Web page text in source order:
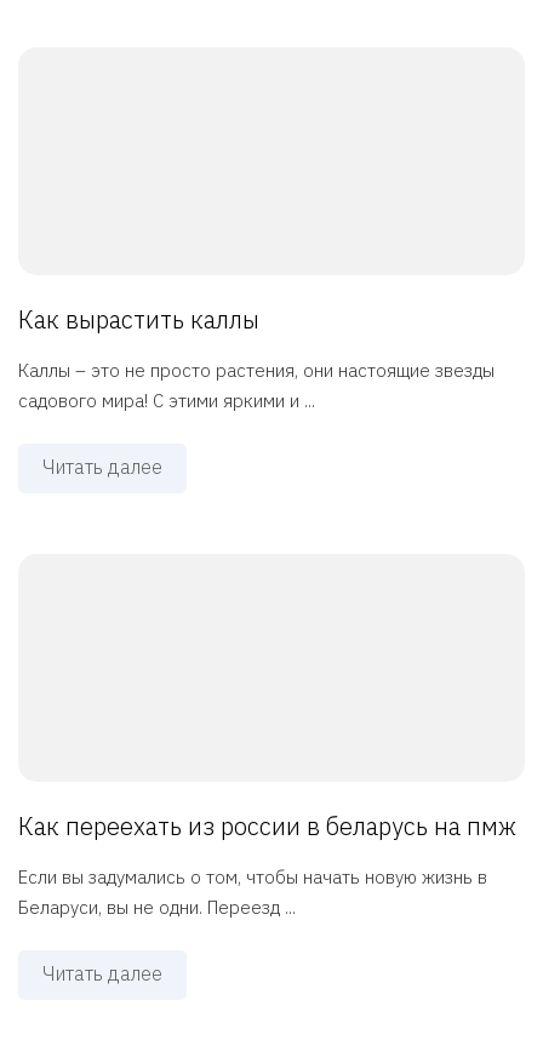
Как вырастить каллы
Каллы – это не просто растения, они настоящие звезды
садового мира! С этими яркими и ...
Читать далее
Как переехать из россии в беларусь на пмж
Если вы задумались о том, чтобы начать новую жизнь в
Беларуси, вы не одни. Переезд ...
Читать далее